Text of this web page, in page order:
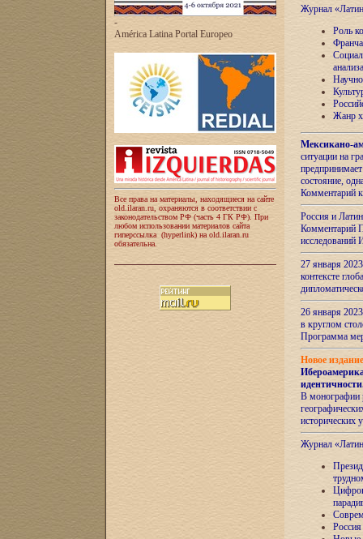
-
América Latina Portal Europeo
Все права на материалы, находящиеся на сайте
old.ilaran.ru, охраняются в соответствии с
законодательством РФ (часть 4 ГК РФ). При
любом использовании материалов сайта
гиперссылка (hyperlink) на old.ilaran.ru
обязательна.
Журнал
Роль
анализа
Жанр
Мексикано-
ситуации на
состояние,
Комментарий
Россия и
Комментарий
27 января
контексте
26 января
в круглом
Программа
Новое
идентичности
В монографии
исторических
Журнал